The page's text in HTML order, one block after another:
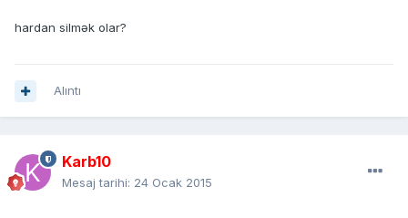
hardan silmək olar?
Alıntı
Karb10
Mesaj tarihi: 24 Ocak 2015